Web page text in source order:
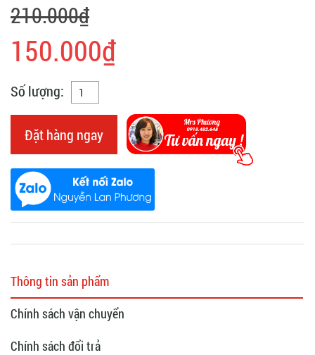
210.000₫
150.000₫
Số lượng:
Đặt hàng ngay
Thông tin sản phẩm
Chính sách vận chuyển
Chính sách đổi trả